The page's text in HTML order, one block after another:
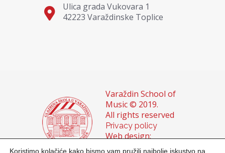
Ulica grada Vukovara 1
42223 Varaždinske Toplice
Varaždin School of
Music © 2019.
All rights reserved
Privacy policy
Web design:
Domagoj Sigur &
Koristimo kolačiće kako bismo vam pružili najbolje iskustvo na